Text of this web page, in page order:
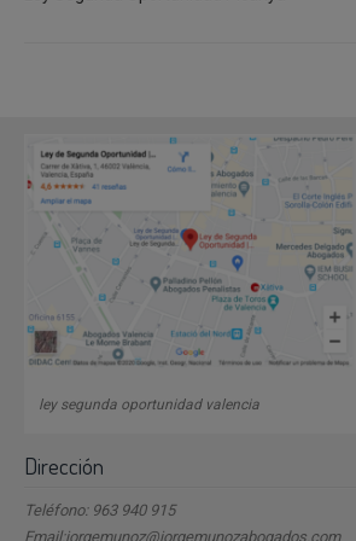
ley segunda oportunidad valencia
Dirección
Teléfono: 963 940 915
Email:jorgemunoz@jorgemunozabogados.com